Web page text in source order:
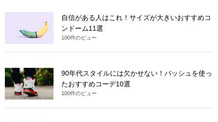
自信がある人はこれ！サイズが大きいおすすめコ
ンドーム11選
100件のビュー
90年代スタイルには欠かせない！バッシュを使っ
たおすすめコーデ10選
100件のビュー